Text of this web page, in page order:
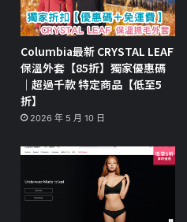
Columbia最新 CRYSTAL LEAF
保溫外套【85折】獨家優惠碼
｜超過千款 特定商品【低至5
折】
2026 年 5 月 10 日